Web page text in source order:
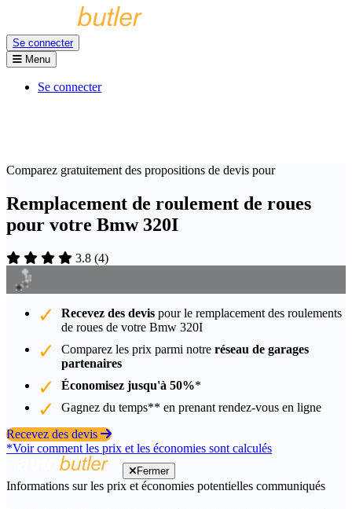
Se connecter
Menu
Se connecter
Comparez gratuitement des propositions de devis pour
Remplacement de roulement de roues
pour votre Bmw 320I
3.8 (4)
Recevez des devis pour le remplacement des roulements
de roues de votre Bmw 320I
Comparez les prix parmi notre réseau de garages
partenaires
Économisez jusqu'à 50%*
Gagnez du temps** en prenant rendez-vous en ligne
Recevez des devis
*Voir comment les prix et les économies sont calculés
Fermer
Informations sur les prix et économies potentielles communiqués